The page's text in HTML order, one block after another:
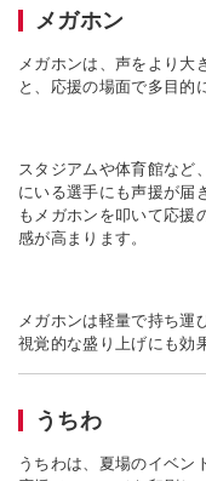
メガホン
メガホンは、声をより大
と、応援の場面で多目的
スタジアムや体育館など
にいる選手にも声援が届
もメガホンを叩いて応援
感が高まります。
メガホンは軽量で持ち運
視覚的な盛り上げにも効
うちわ
うちわは、夏場のイベン